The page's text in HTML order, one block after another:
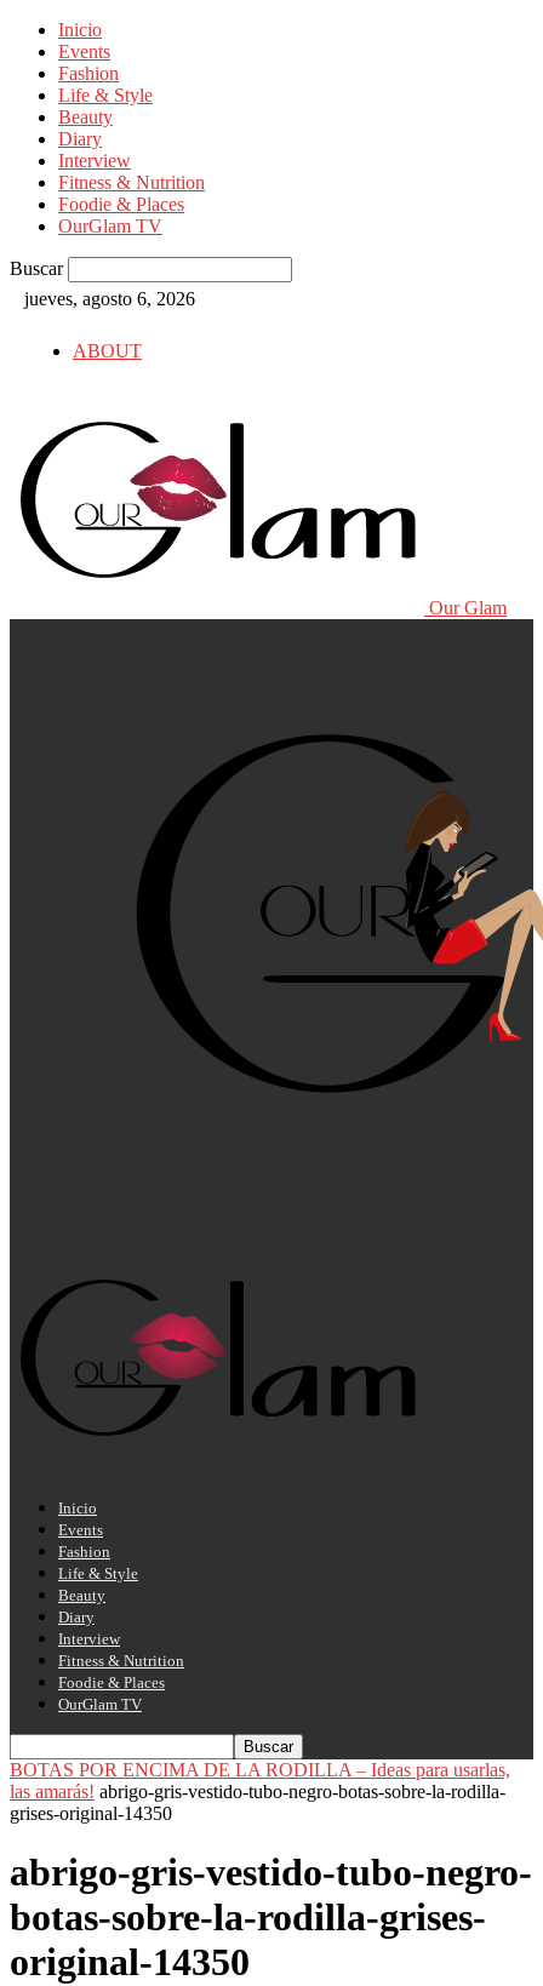
Inicio
Events
Fashion
Life & Style
Beauty
Diary
Interview
Fitness & Nutrition
Foodie & Places
OurGlam TV
Buscar
jueves, agosto 6, 2026
ABOUT
Our Glam
Inicio
Events
Fashion
Life & Style
Beauty
Diary
Interview
Fitness & Nutrition
Foodie & Places
OurGlam TV
BOTAS POR ENCIMA DE LA RODILLA – Ideas para usarlas,
las amarás! abrigo-gris-vestido-tubo-negro-botas-sobre-la-rodilla-
grises-original-14350
abrigo-gris-vestido-tubo-negro-
botas-sobre-la-rodilla-grises-
original-14350